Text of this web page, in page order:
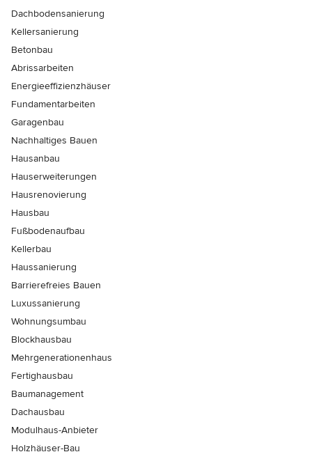
Dachbodensanierung
Kellersanierung
Betonbau
Abrissarbeiten
Energieeffizienzhäuser
Fundamentarbeiten
Garagenbau
Nachhaltiges Bauen
Hausanbau
Hauserweiterungen
Hausrenovierung
Hausbau
Fußbodenaufbau
Kellerbau
Haussanierung
Barrierefreies Bauen
Luxussanierung
Wohnungsumbau
Blockhausbau
Mehrgenerationenhaus
Fertighausbau
Baumanagement
Dachausbau
Modulhaus-Anbieter
Holzhäuser-Bau